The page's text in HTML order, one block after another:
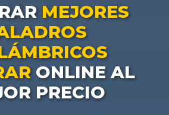
MEJORES
ONLINE AL
PRECIO